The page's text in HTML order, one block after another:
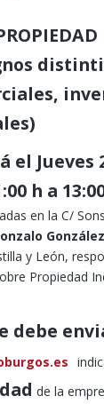
el Jueves
h a
en la C/
y León,
Propiedad
debe
de la